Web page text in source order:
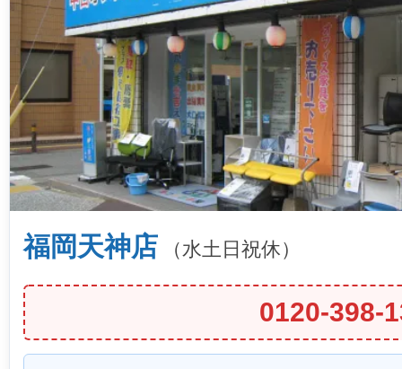
福岡天神店 （水土日祝休）
0120-398-